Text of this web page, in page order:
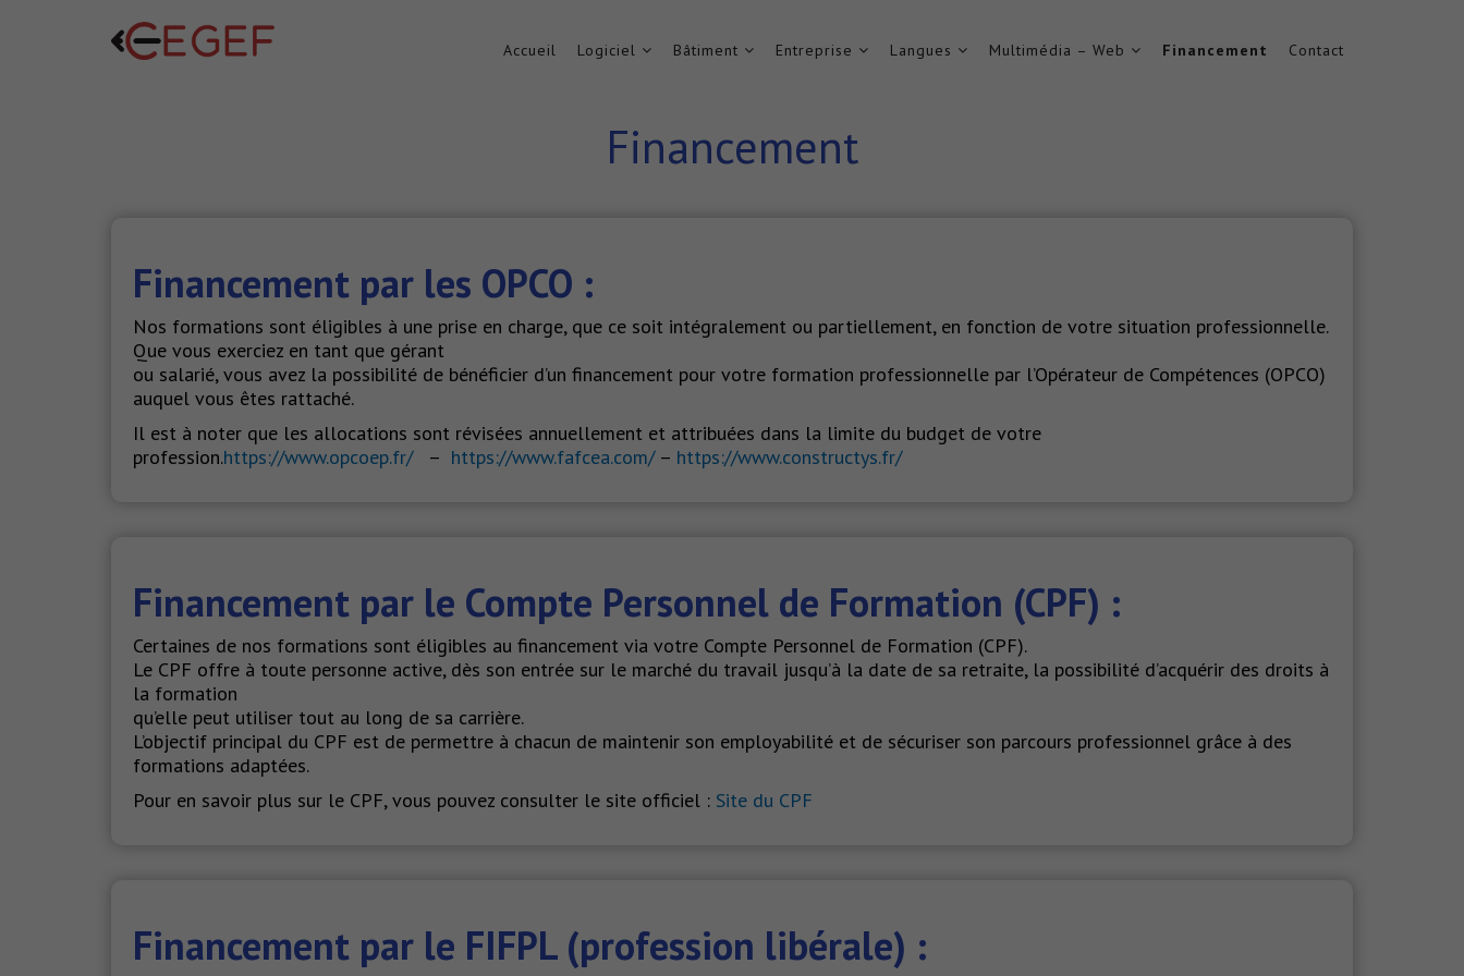
Accueil Logiciel Bâtiment Entreprise Langues Multimédia – Web Financement Contact
Modalités de financement
Home Modalités de financement
Financement
Financement par les OPCO :
Nos formations sont éligibles à une prise en charge, que ce soit intégralement ou partiellement, en fonction de votre situation professionnelle.
Que vous exerciez en tant que gérant
ou salarié, vous avez la possibilité de bénéficier d’un financement pour votre formation professionnelle par l’Opérateur de Compétences (OPCO)
auquel vous êtes rattaché.
Il est à noter que les allocations sont révisées annuellement et attribuées dans la limite du budget de votre
profession.https://www.opcoep.fr/– https://www.fafcea.com/– https://www.constructys.fr/
Financement par le Compte Personnel de Formation (CPF) :
Certaines de nos formations sont éligibles au financement via votre Compte Personnel de Formation (CPF).
Le CPF offre à toute personne active, dès son entrée sur le marché du travail jusqu’à la date de sa retraite, la possibilité d’acquérir des droits à
la formation
qu’elle peut utiliser tout au long de sa carrière.
L’objectif principal du CPF est de permettre à chacun de maintenir son employabilité et de sécuriser son parcours professionnel grâce à des
formations adaptées.
Pour en savoir plus sur le CPF, vous pouvez consulter le site officiel : Site du CPF
Financement par le FIFPL (profession libérale) :